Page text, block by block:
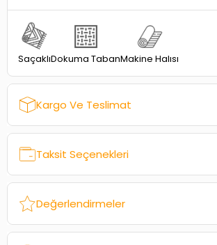
SaçaklıDokuma TabanMakine Halısı
Kargo Ve Teslimat
Taksit Seçenekleri
Değerlendirmeler